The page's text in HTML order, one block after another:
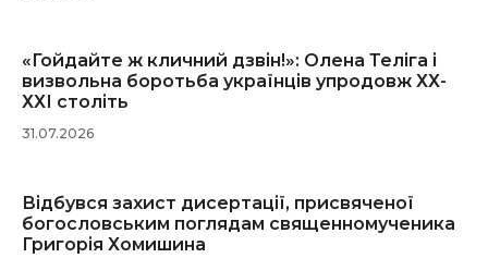
«Гойдайте ж кличний дзвін!»: Олена Теліга і
визвольна боротьба українців упродовж ХХ-
ХХІ століть
31.07.2026
Відбувся захист дисертації, присвяченої
богословським поглядам священномученика
Григорія Хомишина